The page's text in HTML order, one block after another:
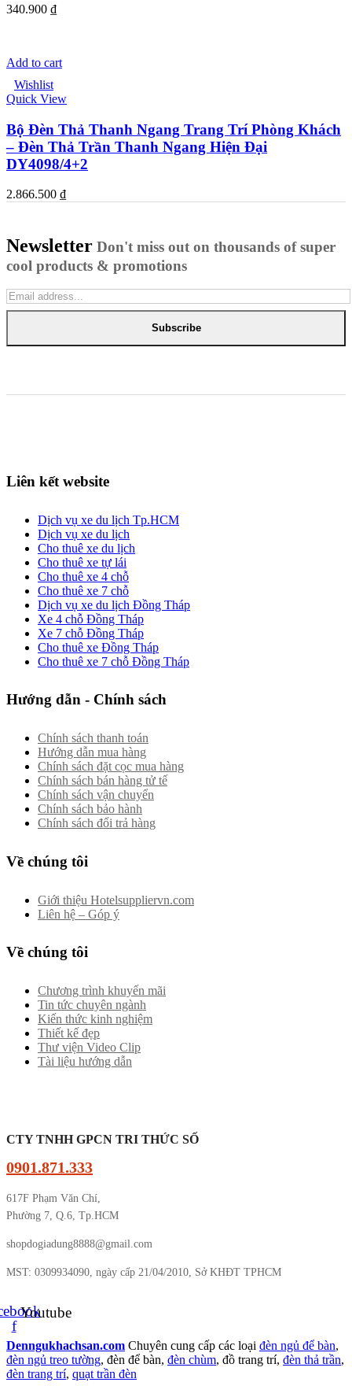
340.900 ₫
Add to cart
Wishlist
Quick View
Bộ Đèn Thả Thanh Ngang Trang Trí Phòng Khách
– Đèn Thả Trần Thanh Ngang Hiện Đại
DY4098/4+2
2.866.500 ₫
Newsletter Don't miss out on thousands of super
cool products & promotions
Subscribe
Liên kết website
Dịch vụ xe du lịch Tp.HCM
Dịch vụ xe du lịch
Cho thuê xe du lịch
Cho thuê xe tự lái
Cho thuê xe 4 chỗ
Cho thuê xe 7 chỗ
Dịch vụ xe du lịch Đồng Tháp
Xe 4 chỗ Đồng Tháp
Xe 7 chỗ Đồng Tháp
Cho thuê xe Đồng Tháp
Cho thuê xe 7 chỗ Đồng Tháp
Hướng dẫn - Chính sách
Chính sách thanh toán
Hướng dẫn mua hàng
Chính sách đặt cọc mua hàng
Chính sách bán hàng tử tế
Chính sách vận chuyển
Chính sách bảo hành
Chính sách đổi trả hàng
Về chúng tôi
Giới thiệu Hotelsuppliervn.com
Liên hệ – Góp ý
Về chúng tôi
Chương trình khuyến mãi
Tin tức chuyên ngành
Kiến thức kinh nghiệm
Thiết kế đẹp
Thư viện Video Clip
Tài liệu hướng dẫn
CTY TNHH GPCN TRI THỨC SỐ
0901.871.333
617F Phạm Văn Chí,
Phường 7, Q.6, Tp.HCM
shopdogiadung8888@gmail.com
MST: 0309934090, ngày cấp 21/04/2010, Sở KHĐT TPHCM
f
Youtube
Denngukhachsan.com Chuyên cung cấp các loại đèn ngủ để bàn,
đèn ngủ treo tường, đèn để bàn, đèn chùm, đồ trang trí, đèn thả trần,
đèn trang trí, quạt trần đèn